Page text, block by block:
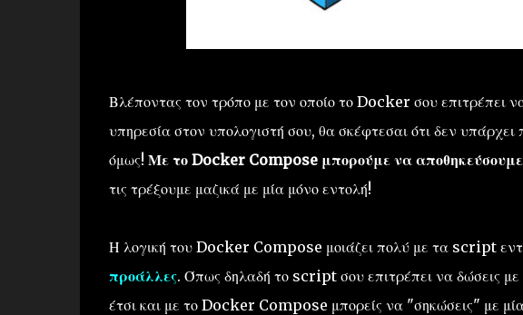
Βλέποντας τον τρόπο με τον οποίο το Docker σου επιτρέπει
υπηρεσία στον υπολογιστή σου, θα σκέφτεσαι ότι δεν
όμως! Με το Docker Compose μπορούμε να αποθηκεύσουμε
τις τρέξουμε μαζικά με μία μόνο εντολή!
Η λογική του Docker Compose μοιάζει πολύ με τα script
προάλλες. Όπως δηλαδή το script σου επιτρέπει να δώσεις με
έτσι και με το Docker Compose μπορείς να "σηκώσεις" με